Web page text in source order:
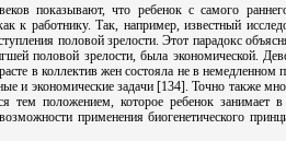
показывают, что ребенок с самого
к работнику. Так, например, известный
половой зрелости. Этот парадокс
половой зрелости, была экономической.
в коллектив жен состояла не в
и экономические задачи [134]. Точно также
тем положением, которое ребенок
применения биогенетического